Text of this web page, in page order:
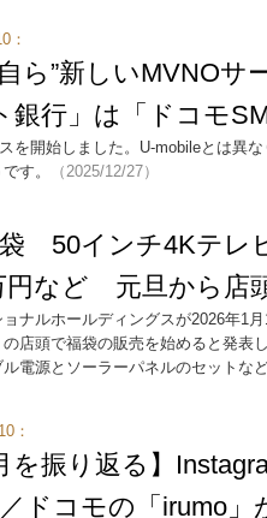
：
ら”新しいMVNOサ
銀行」は「ドコモ
を開始しました。U-mobileとは異
す。
（2025/12/27）
袋 50インチ4Kテレ
円など 元旦から店
ナルホールディングスが2026年1
店頭で福袋の販売を始めると発表
電源とソーラーパネルのセットな
：
を振り返る】
ドコモの「irumo」